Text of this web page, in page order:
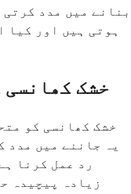
بنانے میں مدد
ہوتی ہیں اور کیا
خشک کھانسی
خشک کھانسی کو
یہ جاننے میں مدد
رد عمل کرنا
زیادہ پیچیدہ